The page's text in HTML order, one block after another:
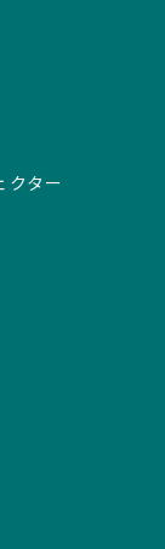
クター